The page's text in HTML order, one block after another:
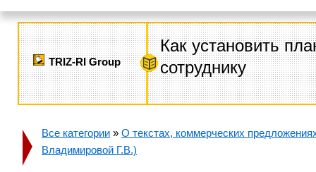
TRIZ-RI Group
Как установить
сотруднику
Все категории » О текстах, коммерческих
Владимировой Г.В.)